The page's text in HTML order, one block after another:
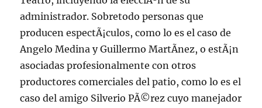
administrador. Sobretodo personas que
producen espectÃ¡culos, como lo es el caso de
Angelo Medina y Guillermo MartÃ­nez, o estÃ¡n
asociadas profesionalmente con otros
productores comerciales del patio, como lo es el
caso del amigo Silverio PÃ©rez cuyo manejador